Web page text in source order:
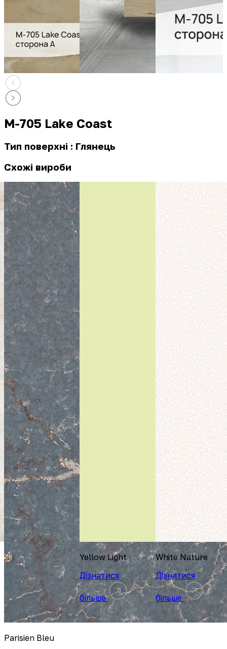
M-705 Lake Coast
Тип поверхні : Глянець
Схожі вироби
Parisien Bleu
Yellow Light
Дізнатися
більше
White Nature
Дізнатися
більше